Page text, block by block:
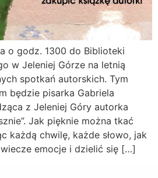
o godz. 1300 do Biblioteki
w Jeleniej Górze na letnią
spotkań autorskich. Tym
będzie pisarka Gabriela
z Jeleniej Góry autorka
Jak pięknie można tkać
każdą chwilę, każde słowo, jak
emocje i dzielić się […]